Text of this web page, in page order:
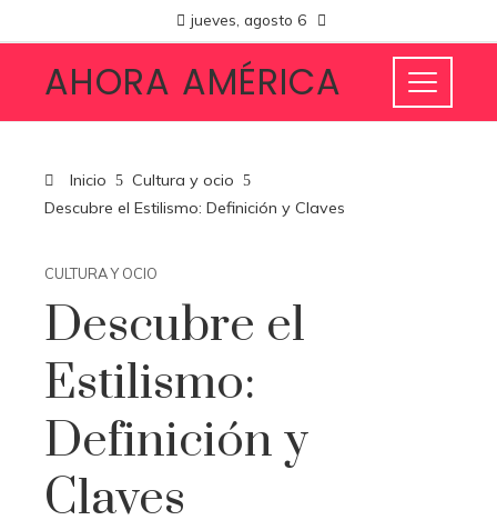
jueves, agosto 6
AHORA AMÉRICA
Inicio
Cultura y ocio
Descubre el Estilismo: Definición y Claves
CULTURA Y OCIO
Descubre el
Estilismo:
Definición y
Claves